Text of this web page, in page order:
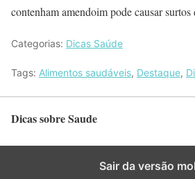
contenham amendoim pode causar surtos
Categorias: Dicas Saúde
Tags: Alimentos saudáveis, Destaque,
Dicas sobre Saude
Sair da versão